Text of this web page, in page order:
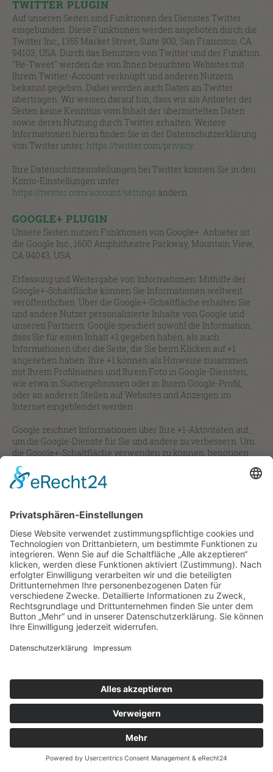
TWITTER PLUGIN
Auf unseren Seiten sind Funktionen des Dienstes Twitter
eingebunden. Diese Funktionen werden angeboten durch die
Twitter Inc., 1355 Market Street, Suite 900, San Francisco, CA
94103, USA. Durch das Benutzen von Twitter und der Funktion
"Re-Tweet" werden die von Ihnen besuchten Websites mit
Ihrem Twitter-Account verknüpft und anderen Nutzern
bekannt gegeben. Dabei werden auch Daten an Twitter
übertragen. Wir weisen darauf hin, dass wir als Anbieter der
Seiten keine Kenntnis vom Inhalt der übermittelten Daten
sowie deren Nutzung durch Twitter erhalten. Weitere
Informationen hierzu finden Sie in der Datenschutzerklärung
von Twitter unter: https://twitter.com/privacy.
Ihre Datenschutzeinstellungen bei Twitter können Sie in den
Konto-Einstellungen unter
https://twitter.com/account/settings ändern.
GOOGLE+ PLUGIN
Unsere Seiten nutzen Funktionen von Google+. Anbieter ist
die Google Inc., 1600 Amphitheatre Parkway, Mountain View,
CA 94043, USA.
Erfassung und Weitergabe von Informationen: Mithilfe der
Google+-Schaltfläche können Sie Informationen weltweit
veröffentlichen. Über die Google+-Schaltfläche erhalten Sie
und andere Nutzer personalisierte Inhalte von Google und
unseren Partnern. Google speichert sowohl die Information,
dass Sie für einen Inhalt +1 gegeben haben, als auch
Informationen über die Seite, die Sie beim Klicken auf +1
angesehen haben. Ihre +1 können als Hinweise zusammen
mit Ihrem Profilnamen und Ihrem Foto in Google-Diensten,
wie etwa in Suchergebnissen oder in Ihrem Google-Profil,
oder an anderen Stellen auf Websites und Anzeigen im
Internet eingeblendet werden.
Google zeichnet Informationen über Ihre +1-Aktivitäten auf,
um die Google-Dienste für Sie und andere zu verbessern. Um
die Google+-Schaltfläche verwenden zu können, benötigen
Sie ein weltweit sichtbares, öffentliches Google-Profil, das
zumindest den für das Profil gewählten Namen enthalten
muss. Dieser Name wird in allen Google-Diensten verwendet.
Namen ersetzen, den Sie beim Teilen von Inhalten über Ihr
Google-Konto verwendet haben. Die Identität Ihres Google-
Profils kann Nutzern angezeigt werden, die Ihre E-Mail-
Adresse kennen oder über andere identifizierende
Informationen von Ihnen verfügen.
Verwendung der erfassten Informationen: Neben den oben
erläuterten Verwendungszwecken werden die von Ihnen
bereitgestellten Informationen gemäß den geltenden Google-
Datenschutzbestimmungen genutzt. Google veröffentlicht
möglicherweise zusammengefasste Statistiken über die +1-
weiter, wie etwa Publisher, Inserenten oder verbundene
5. Analyse Tools und Werbung
GOOGLE ANALYTICS
Diese Website nutzt Funktionen des Webanalysedienstes
Google Analytics. Anbieter ist die Google Inc., 1600
Amphitheatre Parkway, Mountain View, CA 94043, USA.